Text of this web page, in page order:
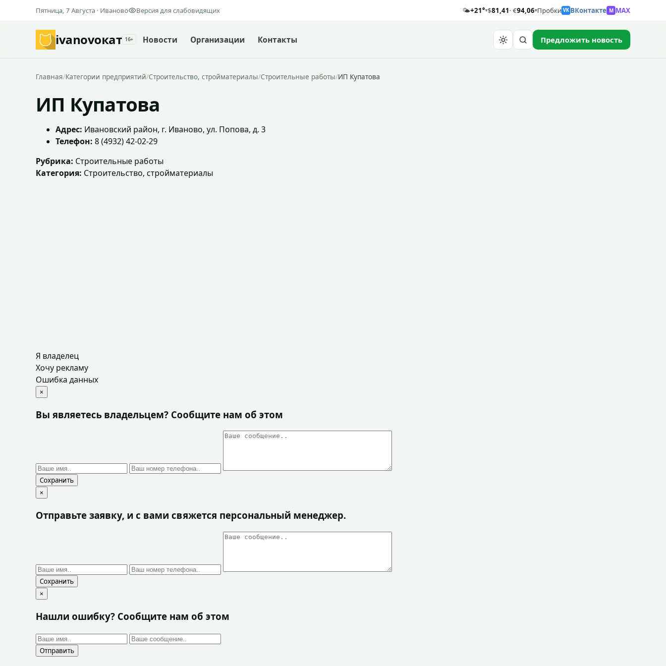
Пятница, 7 Августа · Иваново Версия для слабовидящих 🌤️+21°▾$81,41· €94,06▾Пробки VK ВКонтакте M MAX
ivanovoкат 16+ Новости Организации Контакты Предложить новость
Главная/Категории предприятий/Строительство, стройматериалы/Строительные работы/ИП Купатова
ИП Купатова
Адрес: Ивановский район, г. Иваново, ул. Попова, д. 3
Телефон: 8 (4932) 42-02-29
Рубрика: Строительные работы
Категория: Строительство, стройматериалы
Я владелец
Хочу рекламу
Ошибка данных
×
Вы являетесь владельцем? Сообщите нам об этом
Сохранить
×
Отправьте заявку, и с вами свяжется персональный менеджер.
Сохранить
×
Нашли ошибку? Сообщите нам об этом
Отправить